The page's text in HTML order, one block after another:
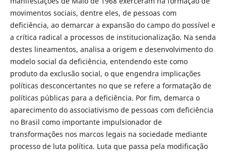
movimentos sociais, dentre eles, de pessoas com
deficiência, ao demarcar a expansão do campo do possível e
a crítica radical a processos de institucionalização. Na senda
destes lineamentos, analisa a origem e desenvolvimento do
modelo social da deficiência, entendendo este como
produto da exclusão social, o que engendra implicações
políticas desconcertantes no que se refere a formatação de
políticas públicas para a deficiência. Por fim, demarca o
aparecimento do associativismo de pessoas com deficiência
no Brasil como importante impulsionador de
transformações nos marcos legais na sociedade mediante
processo de luta política. Luta que passa pela modificação